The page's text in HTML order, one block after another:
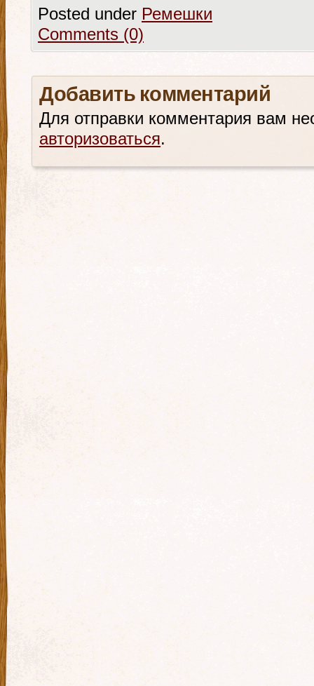
Posted under Ремешки
Comments (0)
Добавить комментарий
Для отправки комментария вам
авторизоваться.